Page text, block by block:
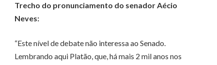
Trecho do pronunciamento do senador Aécio
Neves:
“Este nível de debate não interessa ao Senado.
Lembrando aqui Platão, que, há mais 2 mil anos nos